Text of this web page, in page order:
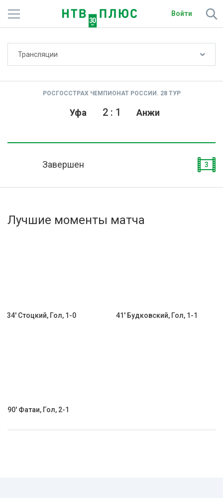
Войти
Активировать промокод
Трансляции
РОСГОССТРАХ ЧЕМПИОНАТ РОССИИ. 28 ТУР
Уфа Анжи
2: 1
Завершен 3
Лучшие моменты матча
34' Стоцкий, Гол, 1-0 41' Будковский, Гол, 1-1
90' Фатаи, Гол, 2-1